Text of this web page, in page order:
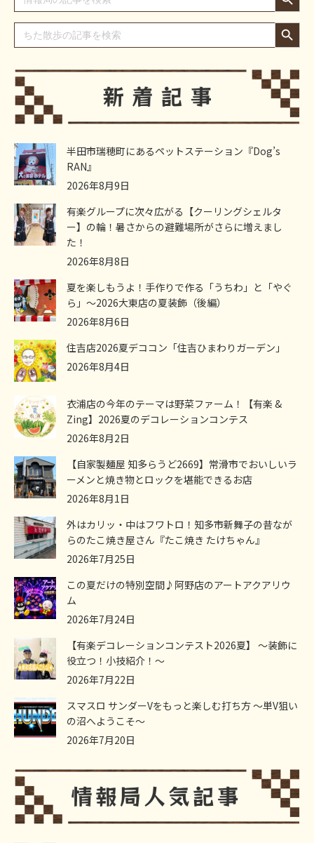
Search
for:
Search Button
半田市瑞穂町にあるペットステーション『Dog’s
RAN』
2026年8月9日
有楽グループに次々広がる【クーリングシェルタ
ー】の輪！暑さからの避難場所がさらに増えまし
た！
2026年8月8日
夏を楽しもうよ！手作りで作る「うちわ」と「やぐ
ら」～2026大東店の夏装飾（後編）
2026年8月6日
住吉店2026夏デココン「住吉ひまわりガーデン」
2026年8月4日
衣浦店の今年のテーマは野菜ファーム！【有楽 &
Zing】2026夏のデコレーションコンテス
2026年8月2日
【自家製麺屋 知多らうど2669】常滑市でおいしいラ
ーメンと焼き物とロックを堪能できるお店
2026年8月1日
外はカリッ・中はフワトロ！知多市新舞子の昔なが
らのたこ焼き屋さん『たこ焼き たけちゃん』
2026年7月25日
この夏だけの特別空間♪阿野店のアートアクアリウ
ム
2026年7月24日
【有楽デコレーションコンテスト2026夏】 ～装飾に
役立つ！小技紹介！～
2026年7月22日
スマスロ サンダーVをもっと楽しむ打ち方 ～単V狙い
の沼へようこそ～
2026年7月20日